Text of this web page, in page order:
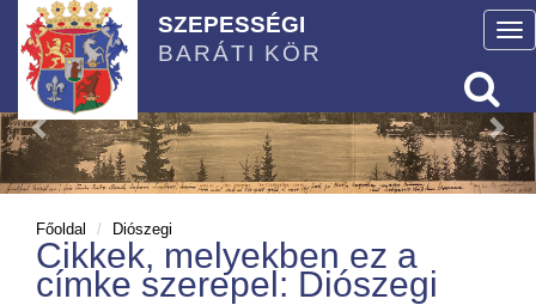
SZEPESSÉGI
BARÁTI KÖR
Főoldal Diószegi
Cikkek, melyekben ez a
címke szerepel: Diószegi